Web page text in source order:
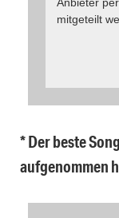
mitgeteilt
* Der beste
aufgenommen